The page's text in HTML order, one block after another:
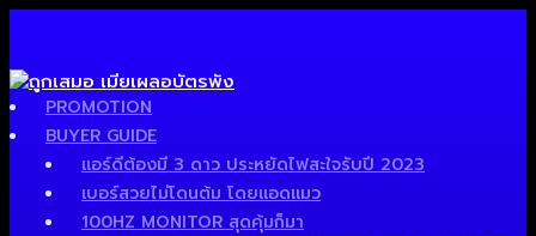
PROMOTION
BUYER GUIDE
แอร์ดีต้องมี 3 ดาว ประหยัดไฟสะใจรับปี 2023
เบอร์สวยไม่โดนต้ม โดยแอดแมว
100HZ MONITOR สุดคุ้มก็มา